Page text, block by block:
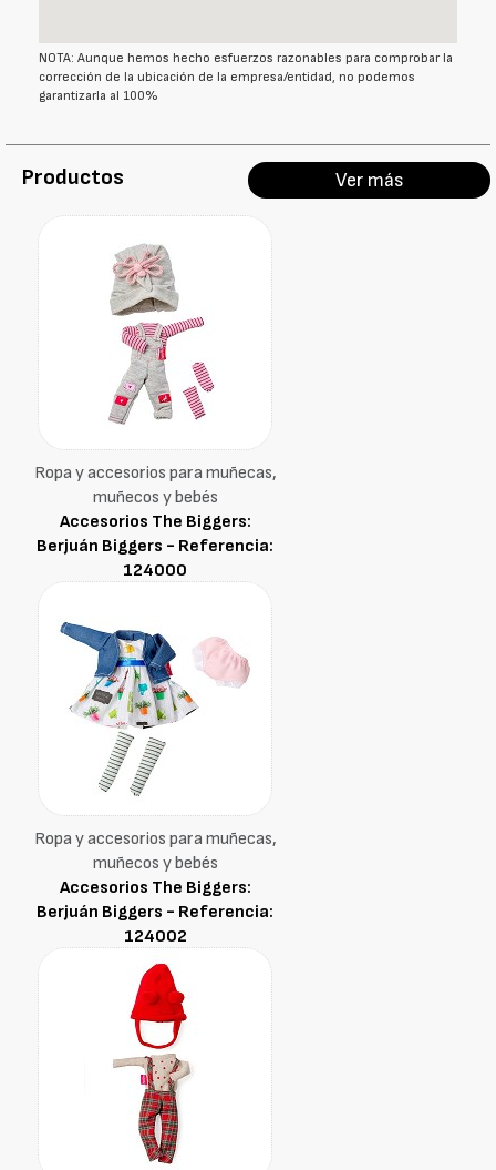
NOTA: Aunque hemos hecho esfuerzos razonables para comprobar la
corrección de la ubicación de la empresa/entidad, no podemos
garantizarla al 100%
Productos Ver más
Ropa y accesorios para muñecas,
muñecos y bebés
Accesorios The Biggers:
Berjuán Biggers - Referencia:
124000
Ropa y accesorios para muñecas,
muñecos y bebés
Accesorios The Biggers:
Berjuán Biggers - Referencia:
124002